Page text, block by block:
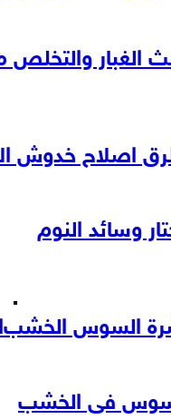
الغبار والتخلص
اصلاح خدوش
وسائد النوم
السوس الخشب
فى الخشب